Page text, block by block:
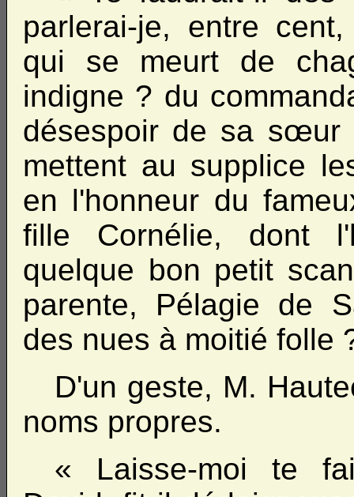
parlerai-je, entre
qui se meurt de
indigne ? du
désespoir de sa sœur
mettent au supplice
en l'honneur du
fille Cornélie, dont
quelque bon petit
parente, Pélagie de
des nues à moitié folle
D'un geste, M.
noms propres.
« Laisse-moi te